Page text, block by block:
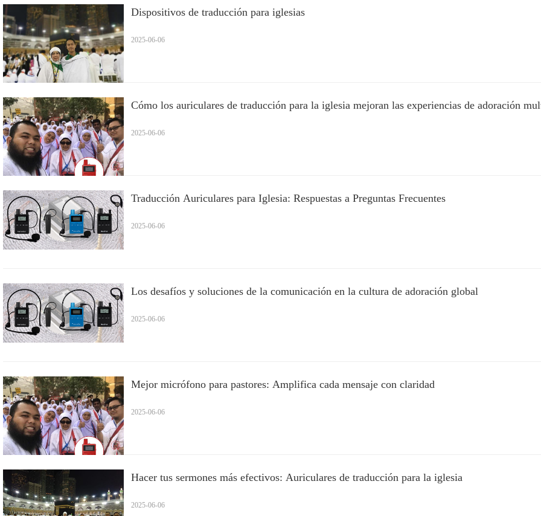
Dispositivos de traducción para iglesias
2025-06-06
Cómo los auriculares de traducción para la iglesia mejoran las experiencias de adoración
2025-06-06
Traducción Auriculares para Iglesia: Respuestas a Preguntas Frecuentes
2025-06-06
Los desafíos y soluciones de la comunicación en la cultura de adoración global
2025-06-06
Mejor micrófono para pastores: Amplifica cada mensaje con claridad
2025-06-06
Hacer tus sermones más efectivos: Auriculares de traducción para la iglesia
2025-06-06